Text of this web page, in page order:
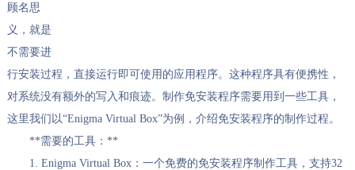
顾名思
义，就是
不需要进
行安装过程，直接运行即可使用的应用程序。这种程序具有便携性，
对系统没有额外的写入和痕迹。制作免安装程序需要用到一些工具，
这里我们以“Enigma Virtual Box”为例，介绍免安装程序的制作过程。
**需要的工具：**
1. Enigma Virtual Box：一个免费的免安装程序制作工具，支持32